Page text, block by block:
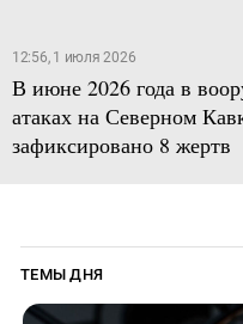
12:56, 1 июля 2026
В июне 2026 года в
атаках на Северном
зафиксировано 8 жертв
ТЕМЫ ДНЯ